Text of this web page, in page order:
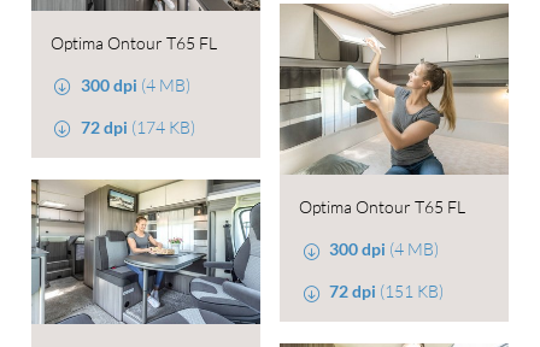
Optima Ontour T65 FL
300 dpi (4 MB)
72 dpi (174 KB)
Optima Ontour T65 FL
300 dpi (4 MB)
72 dpi (151 KB)